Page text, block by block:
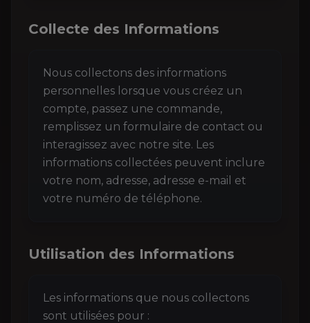
Collecte des Informations
Nous collectons des informations
personnelles lorsque vous créez un
compte, passez une commande,
remplissez un formulaire de contact ou
interagissez avec notre site. Les
informations collectées peuvent inclure
votre nom, adresse, adresse e-mail et
votre numéro de téléphone.
Utilisation des Informations
Les informations que nous collectons
sont utilisées pour :